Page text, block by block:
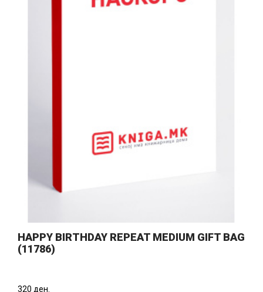
HAPPY BIRTHDAY REPEAT MEDIUM GIFT BAG
(11786)
320 ден.